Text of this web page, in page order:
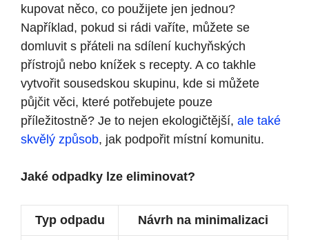
kupovat něco, co použijete jen jednou?
Například, pokud si rádi vaříte, můžete se
domluvit s přáteli na sdílení kuchyňských
přístrojů nebo knížek s recepty. A co takhle
vytvořit sousedskou skupinu, kde si můžete
půjčit věci, které potřebujete pouze
příležitostně? Je to nejen ekologičtější, ale také
skvělý způsob, jak podpořit místní komunitu.
Jaké odpadky lze eliminovat?
Typ odpadu Návrh na minimalizaci